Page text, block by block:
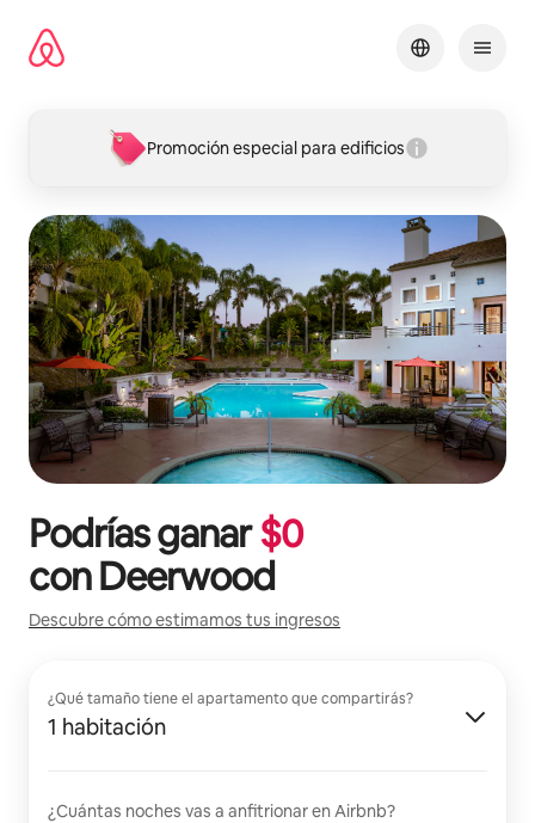
contenido
Promoción especial para edificios
Podrías ganar$0
conDeerwood
Descubre cómo estimamos tus ingresos
¿Qué tamaño tiene el apartamento que compartirás?
1 habitación
¿Cuántas noches vas a anfitrionar en Airbnb?